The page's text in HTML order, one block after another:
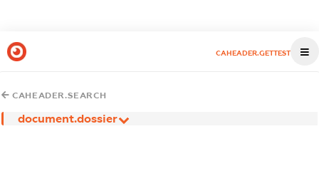
CAHEADER.GETTEST
CAHEADER.SEARCH
document.dossier